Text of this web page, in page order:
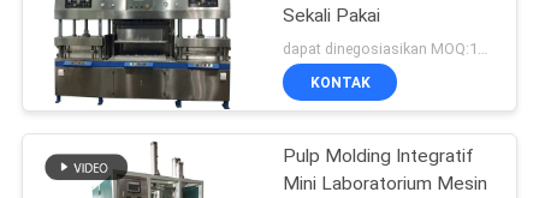
KONTROL
KUALITAS
HUBUNGI
Telur baki mesin
Sekali Pakai
KONTAK
Pulp Molding Integratif
Mini Laboratorium Mesin